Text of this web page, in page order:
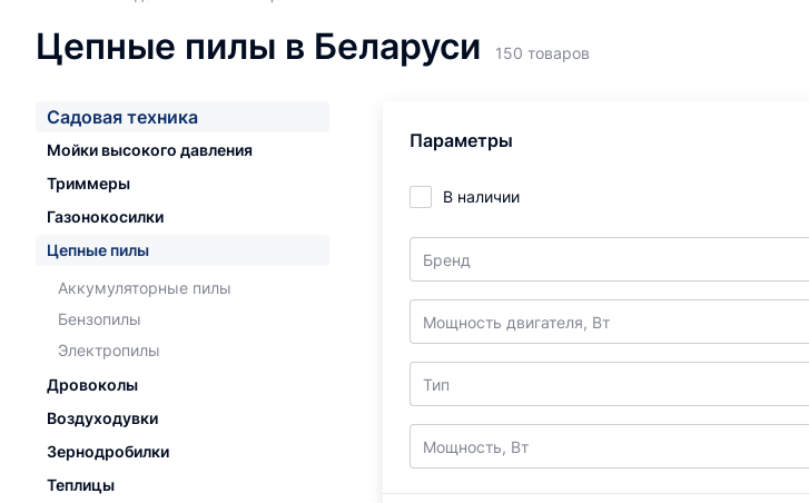
Цепные пилы в Беларуси 150 товаров
Садовая техника
Мойки высокого давления
Триммеры
Газонокосилки
Цепные пилы
Аккумуляторные пилы
Бензопилы
Электропилы
Дровоколы
Воздуходувки
Зернодробилки
Теплицы
Параметры
В наличии
Бренд
Мощность двигателя, Вт
Тип
Мощность, Вт